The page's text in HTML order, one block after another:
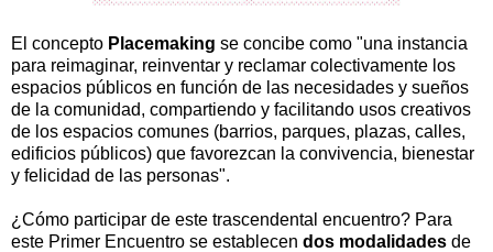
El concepto Placemaking se concibe como "una instancia
para reimaginar, reinventar y reclamar colectivamente los
espacios públicos en función de las necesidades y sueños
de la comunidad, compartiendo y facilitando usos creativos
de los espacios comunes (barrios, parques, plazas, calles,
edificios públicos) que favorezcan la convivencia, bienestar
y felicidad de las personas".
¿Cómo participar de este trascendental encuentro? Para
este Primer Encuentro se establecen dos modalidades de